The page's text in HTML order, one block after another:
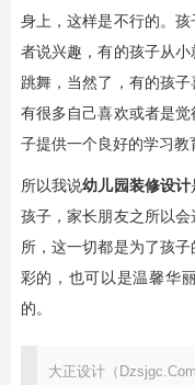
身上，这样是不行的。
者说兴趣，有的孩子从
跳舞，当然了，有的孩
有很多自己喜欢或者是
子提供一个良好的学习教
所以我说幼儿园装修设计
孩子，家长朋友之所以
所，这一切都是为了孩
彩的，也可以是温馨华
的。
大正设计（